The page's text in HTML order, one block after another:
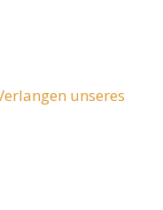
unseres